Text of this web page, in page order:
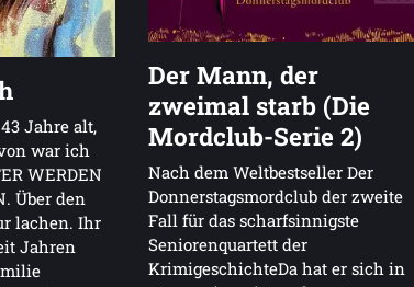
Jahre alt,
war ich
WERDEN
Über den
lachen. Ihr
Jahren
Der Mann, der
zweimal starb (Die
Mordclub-Serie 2)
Nach dem Weltbestseller Der
Donnerstagsmordclub der zweite
Fall für das scharfsinnigste
Seniorenquartett der
KrimigeschichteDa hat er sich in